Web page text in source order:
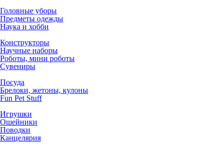
Головные уборы
Предметы одежды
Наука и хобби
Конструкторы
Научные наборы
Роботы, мини роботы
Сувениры
Посуда
Брелоки, жетоны, кулоны
Fun Pet Stuff
Игрушки
Ошейники
Поводки
Канцелярия